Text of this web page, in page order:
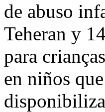
de abuso
Teheran y
para
en niños